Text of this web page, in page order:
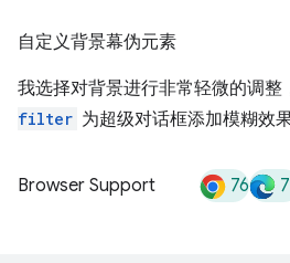
自定义背景幕伪元素
我选择对背景进行非常轻微的调整
filter 为超级对话框添加模糊效果
Browser Support 76